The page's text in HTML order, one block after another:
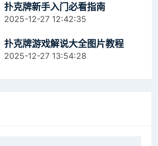
扑克牌新手入门必看指南
2025-12-27 12:42:35
扑克牌游戏解说大全图片教程
2025-12-27 13:54:28